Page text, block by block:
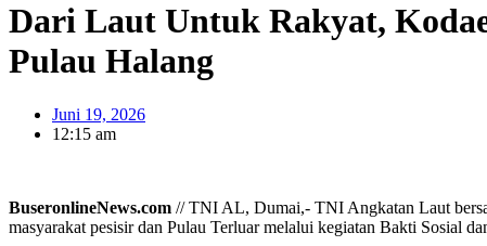
Dari Laut Untuk Rakyat,
Pulau Halang
Juni 19, 2026
12:15 am
BuseronlineNews.com // TNI AL, Dumai,- TNI Angkatan Laut
masyarakat pesisir dan Pulau Terluar melalui kegiatan Bakti Sosial